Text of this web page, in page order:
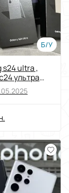
Б/У
s24 ultra ,
ультра